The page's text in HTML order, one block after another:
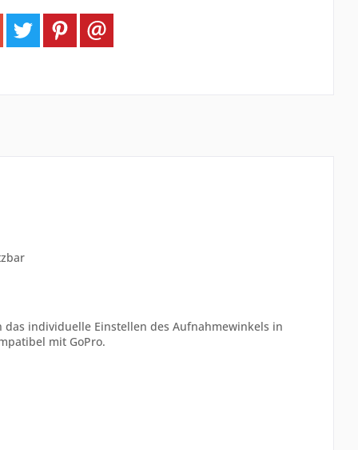
individuelle Einstellen des Aufnahmewinkels in
mit GoPro.